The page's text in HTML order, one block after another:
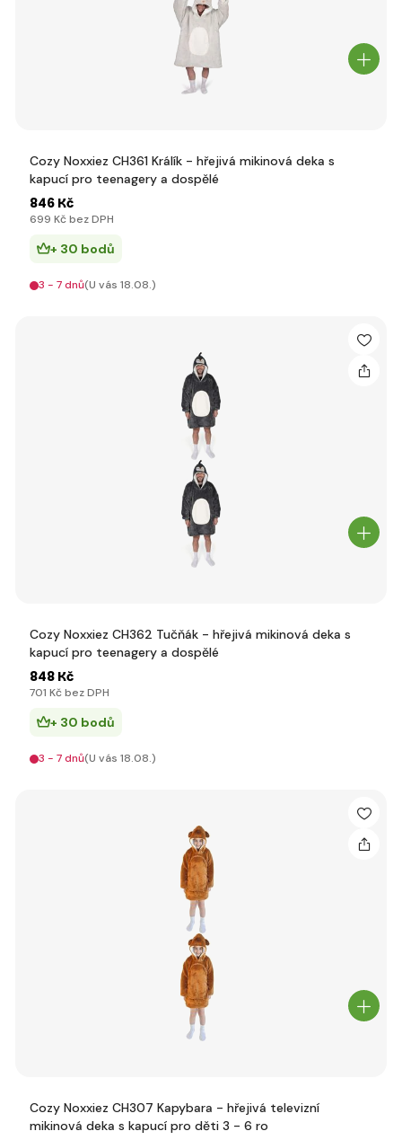
Cozy Noxxiez CH361 Králík - hřejivá mikinová deka s
kapucí pro teenagery a dospělé
846 Kč
699 Kč bez DPH
+ 30 bodů
3 - 7 dnů(U vás 18.08.)
Cozy Noxxiez CH362 Tučňák - hřejivá mikinová deka s
kapucí pro teenagery a dospělé
848 Kč
701 Kč bez DPH
+ 30 bodů
3 - 7 dnů(U vás 18.08.)
Cozy Noxxiez CH307 Kapybara - hřejivá televizní
mikinová deka s kapucí pro děti 3 - 6 ro